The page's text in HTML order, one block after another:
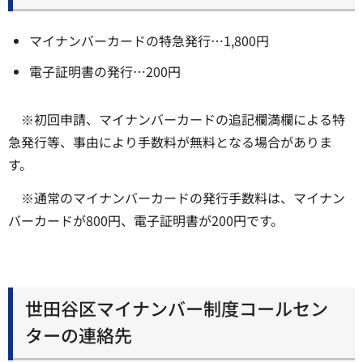
マイナンバーカードの特急発行…1,800円
電子証明書の発行…200円
※初回申請、マイナンバーカードの追記欄満欄による特
急発行等、事由により手数料が無料となる場合がありま
す。
※通常のマイナンバーカードの発行手数料は、マイナン
バーカードが800円、電子証明書が200円です。
世田谷区マイナンバー制度コールセン
ターの連絡先